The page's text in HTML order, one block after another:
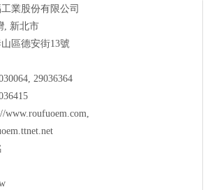
業股份有限公司
, 新北市
區德安街13號
29036364
www.roufuoem.com,